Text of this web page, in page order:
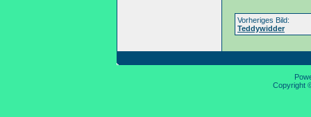
Vorheriges Bild:
Teddywidder
Copyright